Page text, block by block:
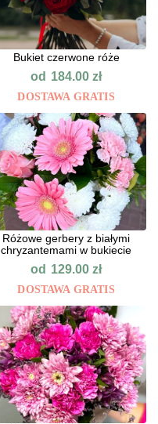
Bukiet czerwone róże
od 184.00zł
DOSTAWA GRATIS
Różowe gerbery z białymi
chryzantemami w bukiecie
od 129.00zł
DOSTAWA GRATIS